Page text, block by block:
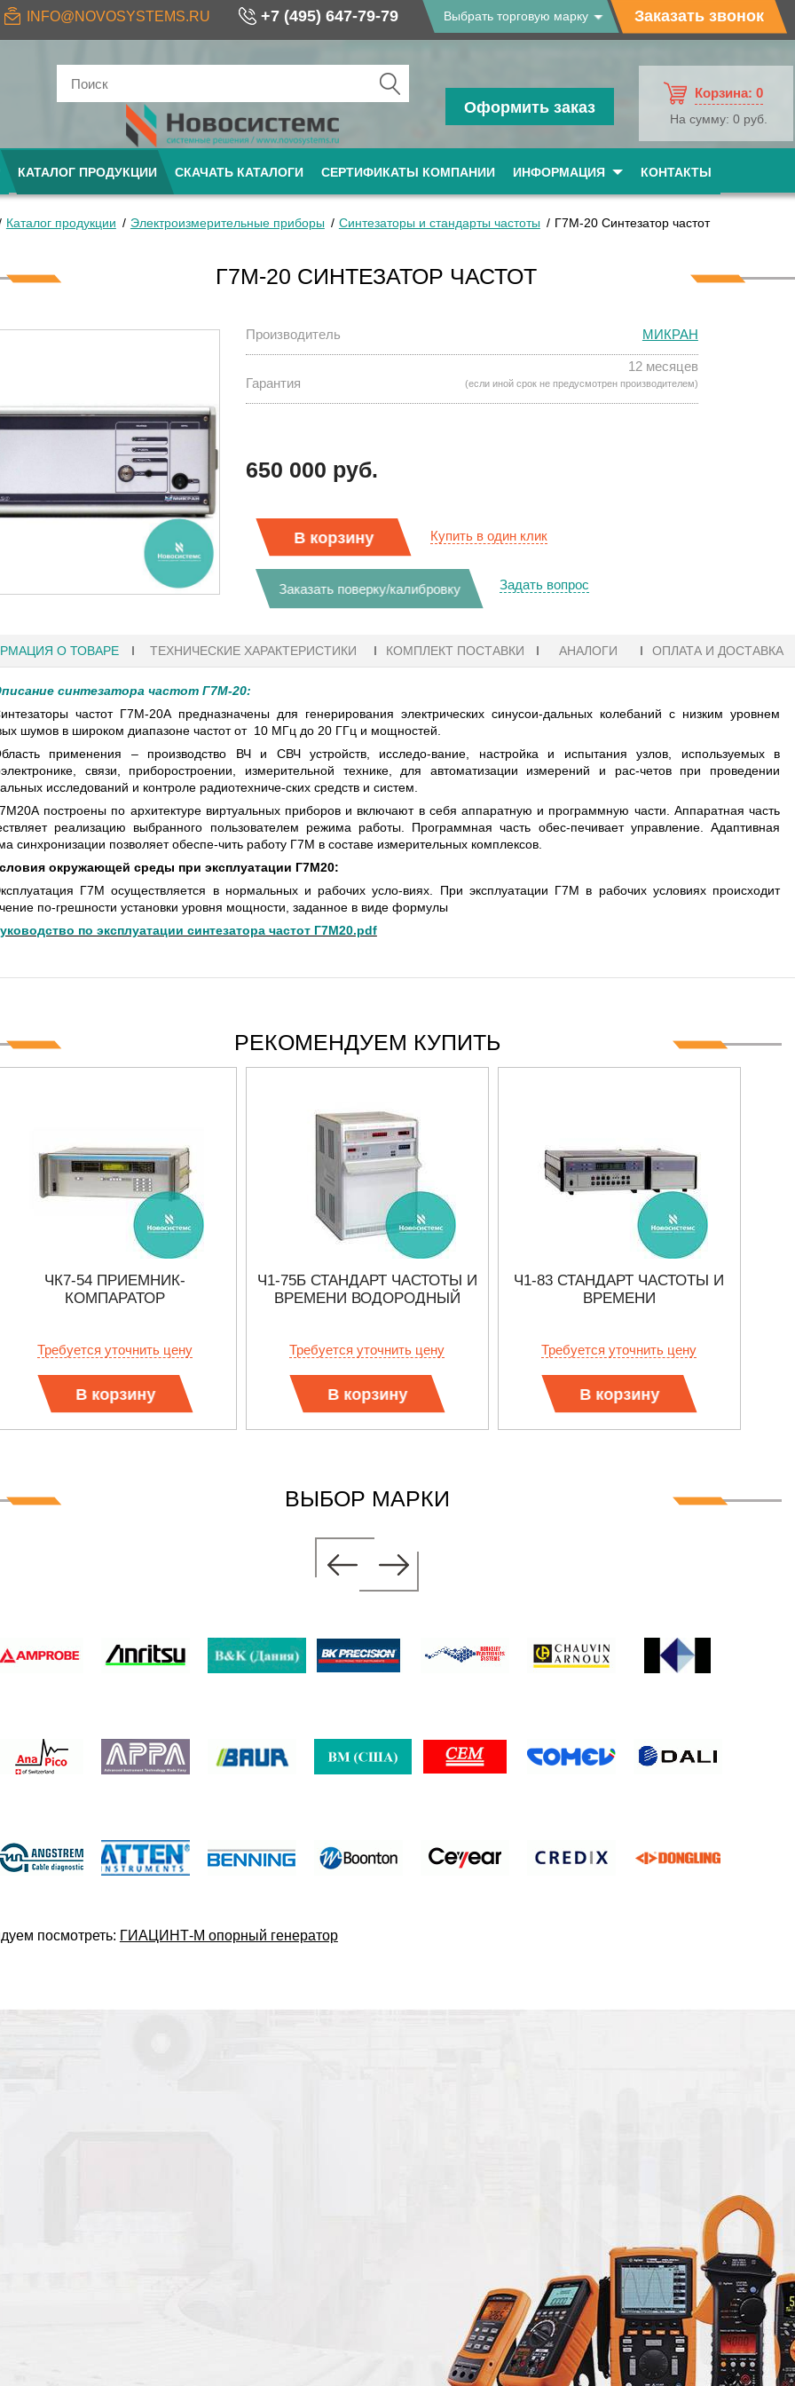
INFO@NOVOSYSTEMS.RU +7 (495) 647-79-79 Выбрать торговую марку Заказать звонок
Оформить заказ
Корзина: 0
На сумму: 0 руб.
КАТАЛОГ ПРОДУКЦИИ СКАЧАТЬ КАТАЛОГИ СЕРТИФИКАТЫ КОМПАНИИ ИНФОРМАЦИЯ КОНТАКТЫ
KEYSIGHT
СЕРИИ UXR
27.01.2023 10:06
В НАЛИЧИИ! ZVH8, АНАЛИЗАТОР
КАБЕЛЕЙ И АНТЕНН, 100 КГЦ ДО 8 ГГЦ
(ГОСРЕЕСТР РФ)
Прочитать
Каталог продукции Электроизмерительные приборы Синтезаторы и стандарты частоты Г7М-20 Синтезатор частот
Г7М-20 СИНТЕЗАТОР ЧАСТОТ
Производитель МИКРАН
Гарантия
12 месяцев
(если иной срок не предусмотрен производителем)
650 000 руб.
В корзину Купить в один клик
Заказать поверку/калибровку Задать вопрос
О ТОВАРЕ ТЕХНИЧЕСКИЕ ХАРАКТЕРИСТИКИ КОМПЛЕКТ ПОСТАВКИ АНАЛОГИ ОПЛАТА И ДОСТАВКА
синтезатора частот Г7М-20:
частот Г7М-20А предназначены для генерирования электрических синусои-дальных колебаний с низким уровнем
шумов в широком диапазоне частот от 10 МГц до 20 ГГц и мощностей.
применения – производство ВЧ и СВЧ устройств, исследо-вание, настройка и испытания узлов, используемых в
связи, приборостроении, измерительной технике, для автоматизации измерений и рас-четов при проведении
исследований и контроле радиотехниче-ских средств и систем.
построены по архитектуре виртуальных приборов и включают в себя аппаратную и программную части. Аппаратная часть
реализацию выбранного пользователем режима работы. Программная часть обес-печивает управление. Адаптивная
синхронизации позволяет обеспе-чить работу Г7М в составе измерительных комплексов.
окружающей среды при эксплуатации Г7М20:
Г7М осуществляется в нормальных и рабочих усло-виях. При эксплуатации Г7М в рабочих условиях происходит
по-грешности установки уровня мощности, заданное в виде формулы
по эксплуатации синтезатора частот Г7М20.pdf
РЕКОМЕНДУЕМ КУПИТЬ
ЧК7-54 ПРИЕМНИК-
КОМПАРАТОР
Требуется уточнить цену
В корзину
Ч1-75Б СТАНДАРТ ЧАСТОТЫ И
ВРЕМЕНИ ВОДОРОДНЫЙ
Требуется уточнить цену
В корзину
Ч1-83 СТАНДАРТ ЧАСТОТЫ И
ВРЕМЕНИ
Требуется уточнить цену
В корзину
ВЫБОР МАРКИ
посмотреть: ГИАЦИНТ-М опорный генератор